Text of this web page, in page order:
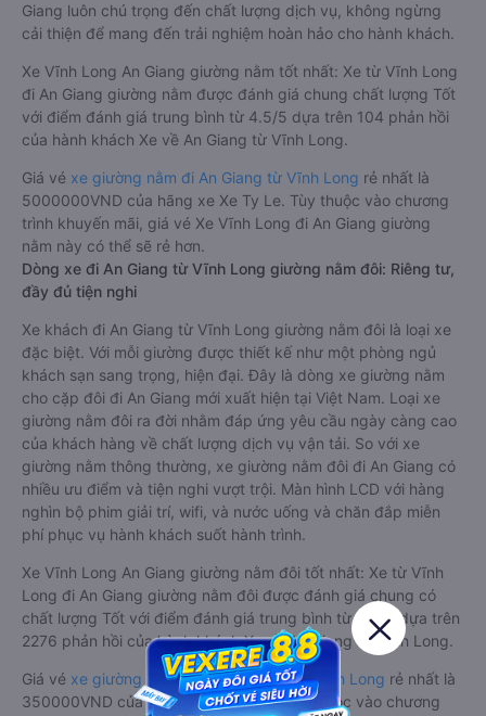
Giang luôn chú trọng đến chất lượng dịch vụ, không ngừng
cải thiện để mang đến trải nghiệm hoàn hảo cho hành khách.
Xe Vĩnh Long An Giang giường nằm tốt nhất: Xe từ Vĩnh Long
đi An Giang giường nằm được đánh giá chung chất lượng Tốt
với điểm đánh giá trung bình từ 4.5/5 dựa trên 104 phản hồi
của hành khách Xe về An Giang từ Vĩnh Long.
Giá vé xe giường nằm đi An Giang từ Vĩnh Long rẻ nhất là
5000000VND của hãng xe Xe Ty Le. Tùy thuộc vào chương
trình khuyến mãi, giá vé Xe Vĩnh Long đi An Giang giường
nằm này có thể sẽ rẻ hơn.
Dòng xe đi An Giang từ Vĩnh Long giường nằm đôi: Riêng tư,
đầy đủ tiện nghi
Xe khách đi An Giang từ Vĩnh Long giường nằm đôi là loại xe
đặc biệt. Với mỗi giường được thiết kế như một phòng ngủ
khách sạn sang trọng, hiện đại. Đây là dòng xe giường nằm
cho cặp đôi đi An Giang mới xuất hiện tại Việt Nam. Loại xe
giường nằm đôi ra đời nhằm đáp ứng yêu cầu ngày càng cao
của khách hàng về chất lượng dịch vụ vận tải. So với xe
giường nằm thông thường, xe giường nằm đôi đi An Giang có
nhiều ưu điểm và tiện nghi vượt trội. Màn hình LCD với hàng
nghìn bộ phim giải trí, wifi, và nước uống và chăn đắp miễn
phí phục vụ hành khách suốt hành trình.
Xe Vĩnh Long An Giang giường nằm đôi tốt nhất: Xe từ Vĩnh
Long đi An Giang giường nằm đôi được đánh giá chung có
chất lượng Tốt với điểm đánh giá trung bình từ 4.6/5 dựa trên
2276 phản hồi của hành khách Xe về An Giang từ Vĩnh Long.
Giá vé xe giường nằm đôi đi An Giang từ Vĩnh Long rẻ nhất là
350000VND của hãng xe Tân Niên. Tùy thuộc vào chương